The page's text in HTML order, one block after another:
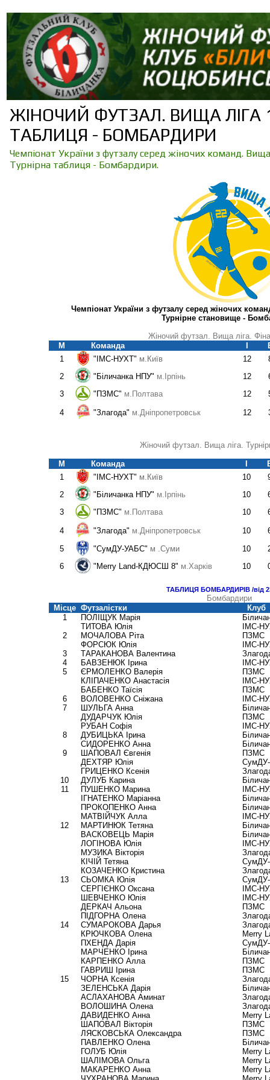
ЖІНОЧИЙ ФУТЗАЛ. ВИЩА ЛІГА
ТАБЛИЦЯ - БОМБАРДИРИ
Чемпіонат України з футзалу серед жіночих команд.
Турнірна таблиця - Бомбардири.
Чемпіонат України з футзалу серед жіночих
Турнірне становище -
Жіночий футзал. Вища ліга.
М
Команда І
1
"ІМС-НУХТ" м .Київ 12
2
"Біличанка НПУ" м.Ірпінь 12
3
"ПЗМС" м.Полтава 12
4 "Злагода" м.Дніпропетровськ 12
Жіночий футзал. Вища ліга.
М Команда І
1
"ІМС-НУХТ" м .Київ 10
2
"Біличанка НПУ" м.Ірпінь 10
3
"ПЗМС" м.Полтава 10
4 "Злагода" м.Дніпропетровськ 10
5
"СумДУ-УАБС" м .Суми 10
6
"Merry Land-КДЮСШ 8" м.Харків 10
ТАБЛИЦЯ БОМБАРДИРІВ /від
Бомбардири
Місце Футзалістки
Клуб
1
ПОЛІЩУК Марія
ТИТОВА Юлія
ІМС-
2
МОЧАЛОВА Ріта
ПЗМС
ФОРСЮК Юлія
ІМС-
3
ТАРАКАНОВА Валентина
4
БАВЗЕНЮК Ірина
ІМС-
5
ЄРМОЛЕНКО Валерія
ПЗМС
КЛІПАЧЕНКО Анастасія
ІМС-
БАБЕНКО Таїсія
ПЗМС
6
ВОЛОВЕНКО Сніжана
ІМС-
7
ШУЛЬГА Анна
ДУДАРЧУК Юлія
ПЗМС
РУБАН Софія
ІМС-
8
ДУБИЦЬКА Ірина
СИДОРЕНКО Анна
9
ШАПОВАЛ Євгенія
ПЗМС
ДЕХТЯР Юлія
ГРИЦЕНКО Ксенія
10
ДУЛУБ Карина
11
ПУШЕНКО Марина
ІМС-
ІГНАТЕНКО Маріанна
ПРОКОПЕНКО Анна
МАТВІЙЧУК Алла
ІМС-
12
МАРТИНЮК Тетяна
ВАСКОВЕЦЬ Марія
ЛОГІНОВА Юлія
ІМС-
МУЗИКА Вікторія
КІЧІЙ Тетяна
КОЗАЧЕНКО Кристина
13
СЬОМКА Юлія
СЕРГІЄНКО Оксана
ІМС-
ШЕВЧЕНКО Юлія
ІМС-
ДЕРКАЧ Альона
ПЗМС
ПІДГОРНА Олена
14
СУМАРОКОВА Дарья
КРЮЧКОВА Олена
Merry
ПХЕНДА Дарія
МАРЧЕНКО Ірина
КАРПЕНКО Алла
ПЗМС
ГАВРИШ Ірина
ПЗМС
15
ЧОРНА Ксенія
ЗЕЛЕНСЬКА Дарія
АСЛАХАНОВА Аминат
ВОЛОШИНА Олена
ДАВИДЕНКО Анна
Merry
ШАПОВАЛ Вікторія
ПЗМС
ЛЯСКОВСЬКА Олександра
ПЗМС
ПАВЛЕНКО Олена
ГОЛУБ Юлія
Merry
ШАЛІМОВА Ольга
Merry
МАКАРЕНКО Анна
Merry